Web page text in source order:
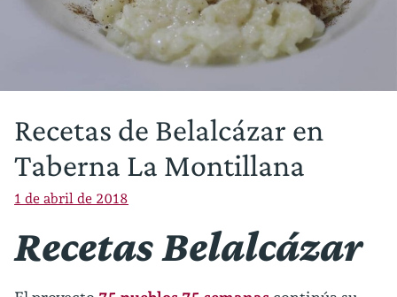
Recetas de Belalcázar en
Taberna La Montillana
1 de abril de 2018
Recetas Belalcázar